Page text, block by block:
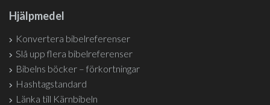
Hjälpmedel
Konvertera bibelreferenser
Slå upp flera bibelreferenser
Bibelns böcker – förkortningar
Hashtagstandard
Länka till Kärnbibeln